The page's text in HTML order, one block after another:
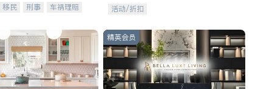
移民 刑事
车祸理赔
索赔 律师-其它 保释
活动/折扣
精英会员